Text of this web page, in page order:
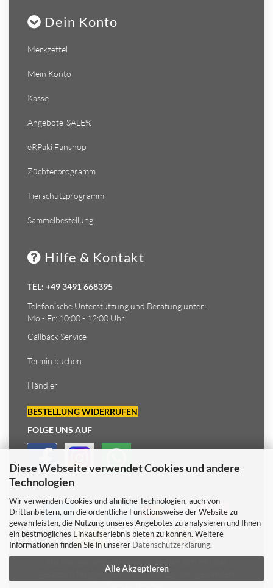
Diese Webseite verwendet Cookies und andere
Technologien
Wir verwenden Cookies und ähnliche Technologien, auch von
Drittanbietern, um die ordentliche Funktionsweise der Website zu
gewährleisten, die Nutzung unseres Angebotes zu analysieren und Ihnen
ein bestmögliches Einkaufserlebnis bieten zu können. Weitere
Informationen finden Sie in unserer Datenschutzerklärung.
Alle Akzeptieren
Dein Konto
Merkzettel
Mein Konto
Kasse
Angebote-SALE%
eRPaki Fanshop
Züchterprogramm
Tierschutzprogramm
Sammelbestellung
Hilfe & Kontakt
TEL: +49 3491 668395
Telefonische Unterstützung und Beratung unter:
Mo - Fr: 10:00 - 12:00 Uhr
Callback Service
Termin buchen
Händler
BESTELLUNG WIDERRUFEN
FOLGE UNS AUF
gesetzlich festgelegten MwSt. und zzgl. der gewählten